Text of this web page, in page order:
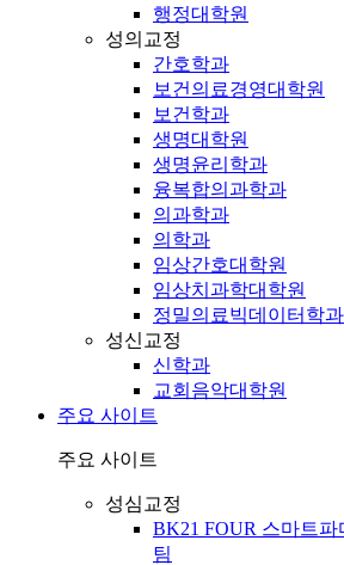
행정대학원
성의교정
간호학과
보건의료경영대학원
보건학과
생명대학원
생명윤리학과
융복합의과학과
의과학과
의학과
임상간호대학원
임상치과학대학원
정밀의료빅데이터학과
성신교정
신학과
교회음악대학원
주요 사이트
주요 사이트
성심교정
BK21 FOUR 스마트
팀